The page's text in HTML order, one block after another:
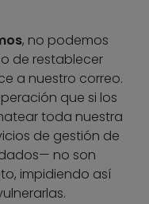
, no podemos
de restablecer
a nuestro correo.
que si los
toda nuestra
de gestión de
no son
impidiendo así